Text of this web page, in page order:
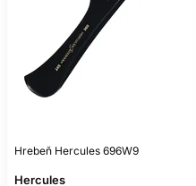
Hrebeň Hercules 696W9
Hercules